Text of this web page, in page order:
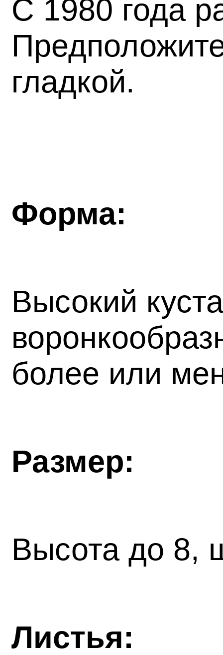
С 1980 года
гладкой.
Форма:
Высокий
более или
Размер:
Высота до 8,
Листья: